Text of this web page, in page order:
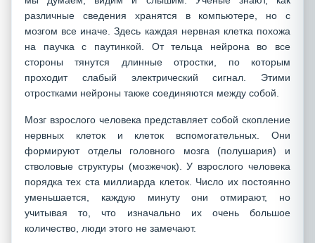
различные сведения хранятся в компьютере, но с
мозгом все иначе. Здесь каждая нервная клетка похожа
на паучка с паутинкой. От тельца нейрона во все
стороны тянутся длинные отростки, по которым
проходит слабый электрический сигнал. Этими
отростками нейроны также соединяются между собой.
Мозг взрослого человека представляет собой скопление
нервных клеток и клеток вспомогательных. Они
формируют отделы головного мозга (полушария) и
стволовые структуры (мозжечок). У взрослого человека
порядка тех ста миллиарда клеток. Число их постоянно
уменьшается, каждую минуту они отмирают, но
учитывая то, что изначально их очень большое
количество, люди этого не замечают.